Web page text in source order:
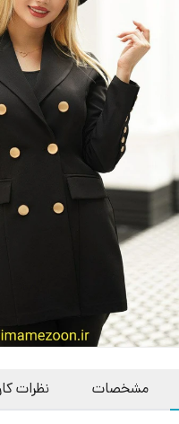
مشخصات نظرات